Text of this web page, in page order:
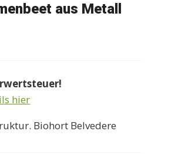
aus Metall
hier
Biohort Belvedere